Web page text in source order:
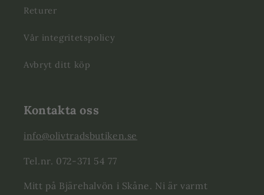
Returer
Vår integritetspolicy
Avbryt ditt köp
Kontakta oss
info@olivtradsbutiken.se
Tel.nr. 072-371 54 77
Mitt på Bjärehalvön i Skåne. Ni är varmt